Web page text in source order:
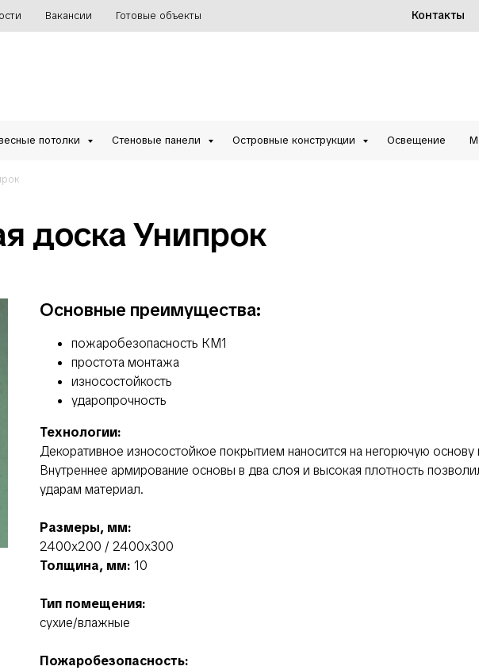
Вакансии Готовые объекты Контакты
потолки Стеновые панели Островные конструкции Освещение
доска Унипрок
Основные преимущества:
пожаробезопасность КМ1
простота монтажа
износостойкость
ударопрочность
Технологии:
Декоративное износостойкое покрытием наносится на негорючую
Внутреннее армирование основы в два слоя и высокая плотность
ударам материал.
Размеры, мм:
2400х200 / 2400х300
Толщина, мм: 10
Тип помещения:
сухие/влажные
Пожаробезопасность: